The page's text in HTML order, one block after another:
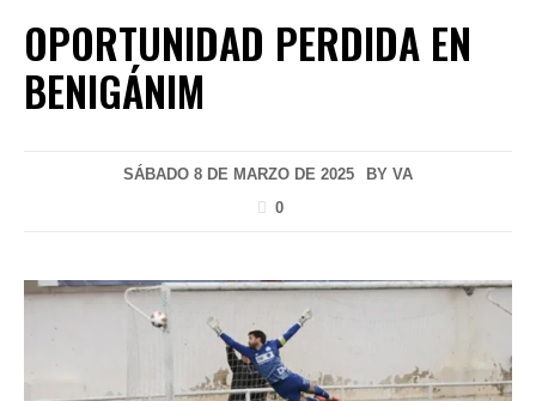
OPORTUNIDAD PERDIDA EN
BENIGÁNIM
SÁBADO 8 DE MARZO DE 2025 BY VA
0